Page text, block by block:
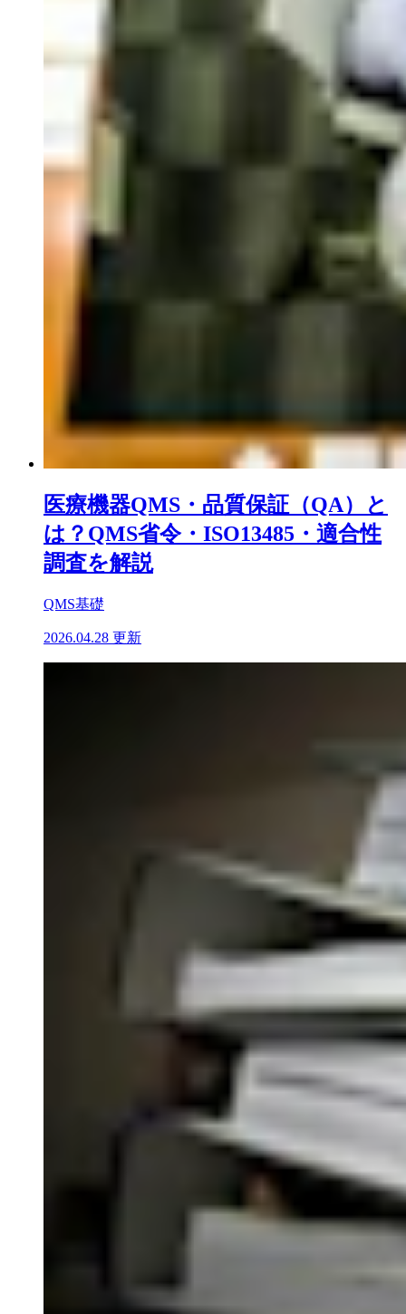
医療機器QMS・品質保証（QA）と
は？QMS省令・ISO13485・適合性
調査を解説
QMS基礎
2026.04.28 更新